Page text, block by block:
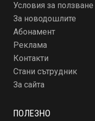
Условия за
За новодошлите
Абонамент
Реклама
Контакти
Стани сътрудник
За сайта
ПОЛЕЗНО